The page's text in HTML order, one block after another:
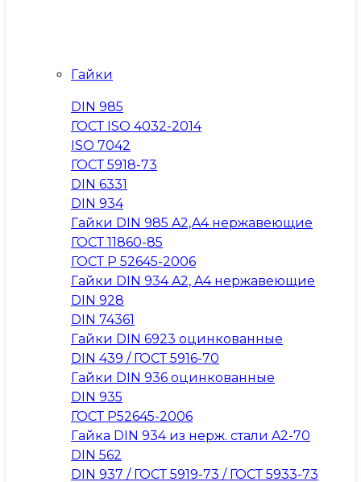
Гайки
DIN 985
ГОСТ ISO 4032-2014
ISO 7042
ГОСТ 5918-73
DIN 6331
DIN 934
Гайки DIN 985 A2,A4 нержавеющие
ГОСТ 11860-85
ГОСТ Р 52645-2006
Гайки DIN 934 A2, A4 нержавеющие
DIN 928
DIN 74361
Гайки DIN 6923 оцинкованные
DIN 439 / ГОСТ 5916-70
Гайки DIN 936 оцинкованные
DIN 935
ГОСТ Р52645-2006
Гайка DIN 934 из нерж. стали A2-70
DIN 562
DIN 937 / ГОСТ 5919-73 / ГОСТ 5933-73